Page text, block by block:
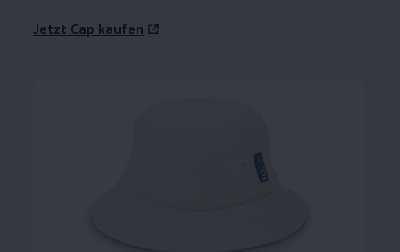
Jetzt Cap kaufen